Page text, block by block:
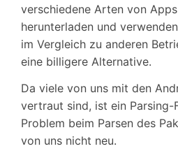
verschiedene Arten von
herunterladen und
im Vergleich zu anderen
eine billigere Alternative.
Da viele von uns mit den
vertraut sind, ist ein Parsing-
Problem beim Parsen des
von uns nicht neu.